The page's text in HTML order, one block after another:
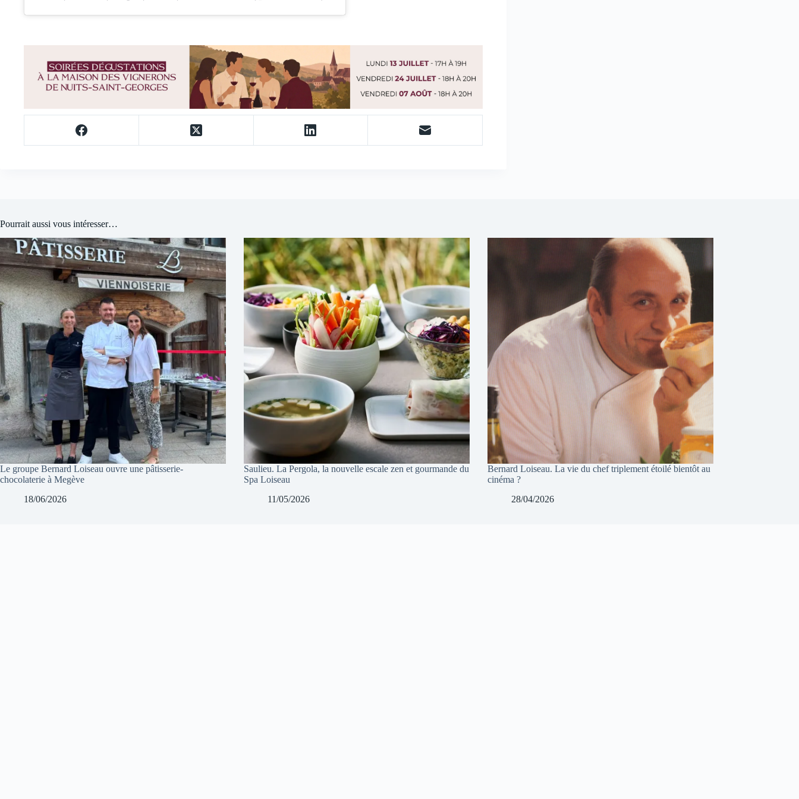
Pourrait aussi vous intéresser…
Le groupe Bernard Loiseau ouvre une pâtisserie-
chocolaterie à Megève
18/06/2026
Saulieu. La Pergola, la nouvelle escale zen et gourmande du
Spa Loiseau
11/05/2026
Bernard Loiseau. La vie du chef triplement étoilé bientôt au
cinéma ?
28/04/2026